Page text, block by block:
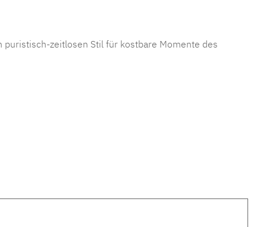
zeitlosen Stil für kostbare Momente des